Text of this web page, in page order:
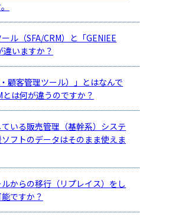
ル（SFA/CRM）と「GENIEE
違いますか？
・顧客管理ツール）」とはなんで
は何が違うのですか？
いる販売管理（基幹系）システ
フトのデータはそのまま使えま
からの移行（リプレイス）をし
ですか？